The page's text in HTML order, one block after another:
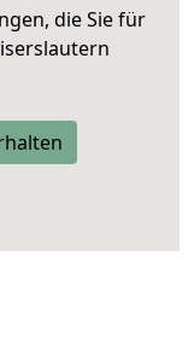
die Sie für